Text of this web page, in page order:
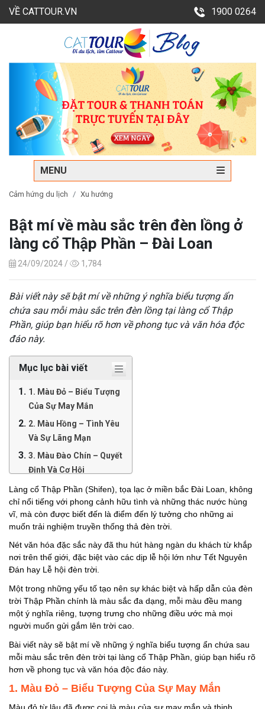
VỀ CATTOUR.VN 1900 0264
MENU
Cảm hứng du lịch Xu hướng
Bật mí về màu sắc trên đèn lồng ở
làng cổ Thập Phần – Đài Loan
24/09/2024 / 1,784
Bài viết này sẽ bật mí về những ý nghĩa biểu tượng ẩn
chứa sau mỗi màu sắc trên đèn lồng tại làng cổ Thập
Phần, giúp bạn hiểu rõ hơn về phong tục và văn hóa độc
đáo này.
Mục lục bài viết
1. Màu Đỏ – Biểu Tượng
Của Sự May Mắn
2. Màu Hồng – Tình Yêu
Và Sự Lãng Mạn
3. Màu Đào Chín – Quyết
Định Và Cơ Hội
4. Màu Cam – Tài Lộc
Và Sự Thịnh Vượng
5. Màu Vàng – Sự Thành
6. Màu Trắng – Sức
Khỏe Và Bình An
7. Màu Xanh Da Trời –
Sự Tăng Trưởng Và
Phát Triển
8. Màu Xanh Lá – Hy
Vọng Và Niềm Tin
9. Màu Tím – Lý Tưởng
Và Sáng Tạo
Một số lưu ý khi thả
Làng cổ Thập Phần (Shifen), tọa lạc ở miền bắc Đài Loan, không
chỉ nổi tiếng với phong cảnh hữu tình và những thác nước hùng
vĩ, mà còn được biết đến là điểm đến lý tưởng cho những ai
muốn trải nghiệm truyền thống thả đèn trời.
Nét văn hóa đặc sắc này đã thu hút hàng ngàn du khách từ khắp
nơi trên thế giới, đặc biệt vào các dịp lễ hội lớn như Tết Nguyên
Đán hay Lễ hội đèn trời.
Một trong những yếu tố tạo nên sự khác biệt và hấp dẫn của đèn
trời Thập Phần chính là màu sắc đa dạng, mỗi màu đều mang
một ý nghĩa riêng, tượng trưng cho những điều ước mà mọi
người muốn gửi gắm lên trời cao.
Bài viết này sẽ bật mí về những ý nghĩa biểu tượng ẩn chứa sau
mỗi màu sắc trên đèn trời tại làng cổ Thập Phần, giúp bạn hiểu rõ
hơn về phong tục và văn hóa độc đáo này.
1. Màu Đỏ – Biểu Tượng Của Sự May Mắn